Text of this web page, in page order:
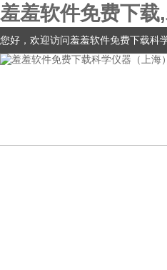
羞羞软件免费下
您好，欢迎访问羞羞软件免费下载科